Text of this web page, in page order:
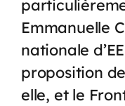
Emmanuelle
nationale
proposition
elle, et le